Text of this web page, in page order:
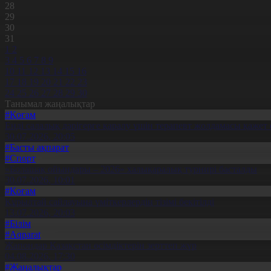
28
29
30
31
1 2
3 4 5 6 7 8 9
10 11 12 13 14 15 16
17 18 19 20 21 22 23
24 25 26 27 28 29 30
Танымал жаңалықтар
#Қоғам
Енді салалық дәрігерге қаралу үшін терапевт жолдамасы қажет
30.07.2026, 20:05
#Басты ақпарат
#Спорт
«Болашақ ойындары – 2026» халықаралық турнирі басталды
30.07.2026, 10:01
#Қоғам
Құрылтай сайлауына үміткерлердің тізімі бекітілді
13.07.2026, 20:03
#Білім
#Aqparat
Жапондар Қазақстан өсімдіктерін зерттеп жүр
04.08.2026, 17:30
#Жаңалықтар